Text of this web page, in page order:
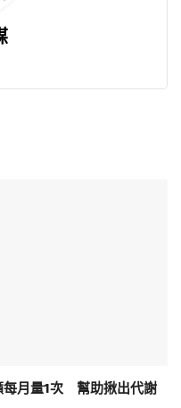
每月量1次 幫助揪出代謝